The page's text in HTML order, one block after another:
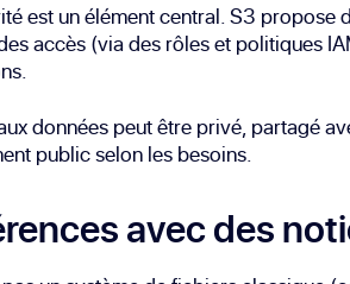
est un élément central. S3 propose
accès (via des rôles et politiques
données peut être privé, partagé
public selon les besoins.
avec des